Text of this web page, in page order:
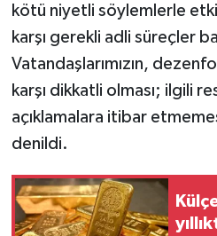
kötü niyetli söylemlerle
karşı gerekli adli süreçler
Vatandaşlarımızın,
karşı dikkatli olması; ilgili
açıklamalara itibar
denildi.